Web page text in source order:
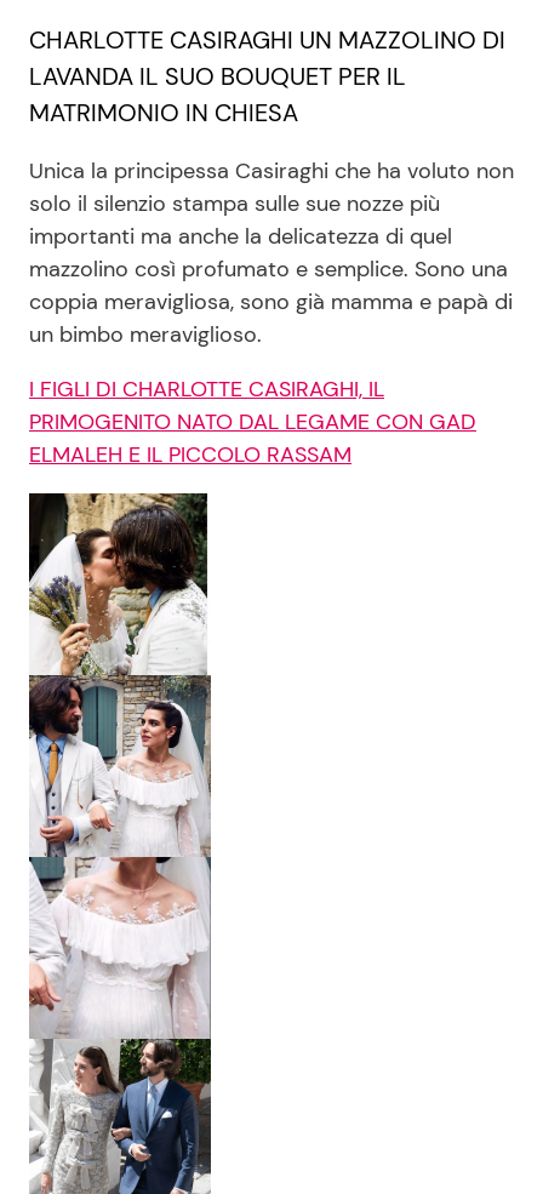
Privacy Policy
CHARLOTTE CASIRAGHI UN MAZZOLINO DI
LAVANDA IL SUO BOUQUET PER IL
MATRIMONIO IN CHIESA
Unica la principessa Casiraghi che ha voluto non
solo il silenzio stampa sulle sue nozze più
importanti ma anche la delicatezza di quel
mazzolino così profumato e semplice. Sono una
coppia meravigliosa, sono già mamma e papà di
un bimbo meraviglioso.
I FIGLI DI CHARLOTTE CASIRAGHI, IL
PRIMOGENITO NATO DAL LEGAME CON GAD
ELMALEH E IL PICCOLO RASSAM